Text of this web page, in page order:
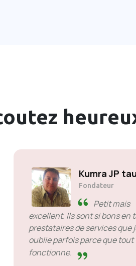
Kumra JP tau
Fondateur
Petit mais
excellent. Ils sont si bons en
prestataires de services que
oublie parfois parce que tout
fonctionne.